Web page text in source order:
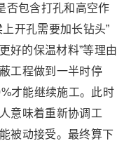
否包含打孔和高空作
开孔需要加长钻头”
好的保温材料”等理由
工程做到一半时停
才能继续施工。此时
意味着重新协调工
被动接受。最终算下